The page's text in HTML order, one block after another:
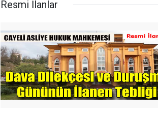
Resmi İlanlar